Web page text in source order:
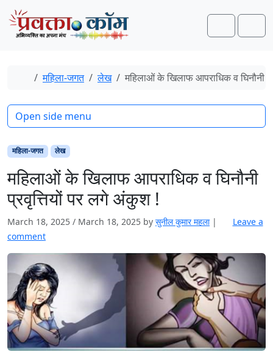
Skip to content
Skip to footer
Search
Home
महिला-जगत लेख महिलाओं के खिलाफ आपराधिक व घिनौनी
महिला-जगत लेख
महिलाओं के खिलाफ आपराधिक व घिनौनी
प्रवृत्तियों पर लगे अंकुश !
March 18, 2025 / March 18, 2025 by सुनील कुमार महला |
Leave a
comment
Open side menu